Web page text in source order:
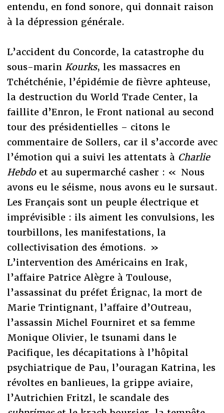
entendu, en fond sonore, qui donnait raison
à la dépression générale.
L’accident du Concorde, la catastrophe du
sous-marin Kourks, les massacres en
Tchétchénie, l’épidémie de fièvre aphteuse,
la destruction du World Trade Center, la
faillite d’Enron, le Front national au second
tour des présidentielles – citons le
commentaire de Sollers, car il s’accorde avec
l’émotion qui a suivi les attentats à Charlie
Hebdoet au supermarché casher : « Nous
avons eu le séisme, nous avons eu le sursaut.
Les Français sont un peuple électrique et
imprévisible : ils aiment les convulsions, les
tourbillons, les manifestations, la
collectivisation des émotions. »
L’intervention des Américains en Irak,
l’affaire Patrice Alègre à Toulouse,
l’assassinat du préfet Érignac, la mort de
Marie Trintignant, l’affaire d’Outreau,
l’assassin Michel Fourniret et sa femme
Monique Olivier, le tsunami dans le
Pacifique, les décapitations à l’hôpital
psychiatrique de Pau, l’ouragan Katrina, les
révoltes en banlieues, la grippe aviaire,
l’Autrichien Fritzl, le scandale des